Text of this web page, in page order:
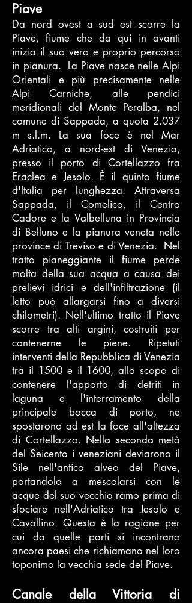
Piave
Da nord ovest a sud est scorre la
Piave, fiume che da qui in avanti
inizia il suo vero e proprio percorso
in pianura. La Piave nasce nelle Alpi
Orientali e più precisamente nelle
Alpi Carniche, alle pendici
meridionali del Monte Peralba, nel
comune di Sappada, a quota 2.037
m s.l.m. La sua foce è nel Mar
Adriatico, a nord-est di Venezia,
presso il porto di Cortellazzo fra
Eraclea e Jesolo. È il quinto fiume
d'Italia per lunghezza. Attraversa
Sappada, il Comelico, il Centro
Cadore e la Valbelluna in Provincia
di Belluno e la pianura veneta nelle
province di Treviso e di Venezia. Nel
tratto pianeggiante il fiume perde
molta della sua acqua a causa dei
prelievi idrici e dell'infiltrazione (il
letto può allargarsi fino a diversi
chilometri). Nell'ultimo tratto il Piave
scorre tra alti argini, costruiti per
contenerne le piene. Ripetuti
interventi della Repubblica di Venezia
tra il 1500 e il 1600, allo scopo di
contenere l'apporto di detriti in
laguna e l'interramento della
principale bocca di porto, ne
spostarono ad est la foce all'altezza
di Cortellazzo. Nella seconda metà
del Seicento i veneziani deviarono il
Sile nell'antico alveo del Piave,
portandolo a mescolarsi con le
acque del suo vecchio ramo prima di
sfociare nell'Adriatico tra Jesolo e
Cavallino. Questa è la ragione per
cui da quelle parti si incontrano
ancora paesi che richiamano nel loro
toponimo la vecchia sede del Piave.
Canale della Vittoria di